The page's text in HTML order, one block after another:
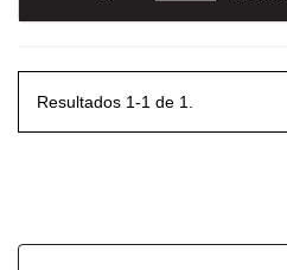
Resultados 1-1 de 1.